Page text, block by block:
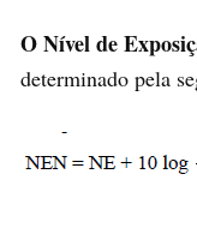
O Nível de
determinado pela